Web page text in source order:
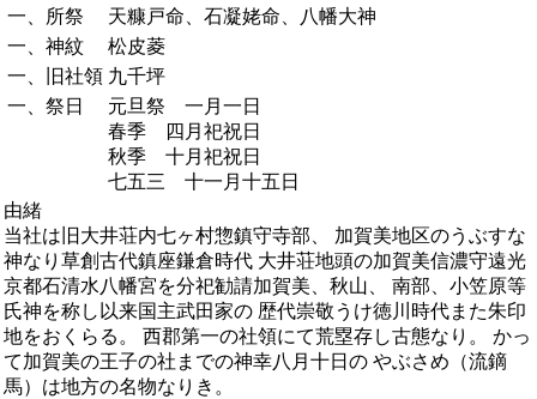
一、所祭
天糠戸命、石凝姥命、八幡大神
一、神紋
松皮菱
一、旧社領 九千坪
一、祭日
元旦祭 一月一日
春季 四月祀祝日
秋季 十月祀祝日
七五三 十一月十五日
由緒
当社は旧大井荘内七ヶ村惣鎮守寺部、 加賀美地区のうぶすな
神なり草創古代鎮座鎌倉時代 大井荘地頭の加賀美信濃守遠光
京都石清水八幡宮を分祀勧請加賀美、秋山、 南部、小笠原等
氏神を称し以来国主武田家の 歴代崇敬うけ徳川時代また朱印
地をおくらる。 西郡第一の社領にて荒塁存し古態なり。 かっ
て加賀美の王子の社までの神幸八月十日の やぶさめ（流鏑
馬）は地方の名物なりき。